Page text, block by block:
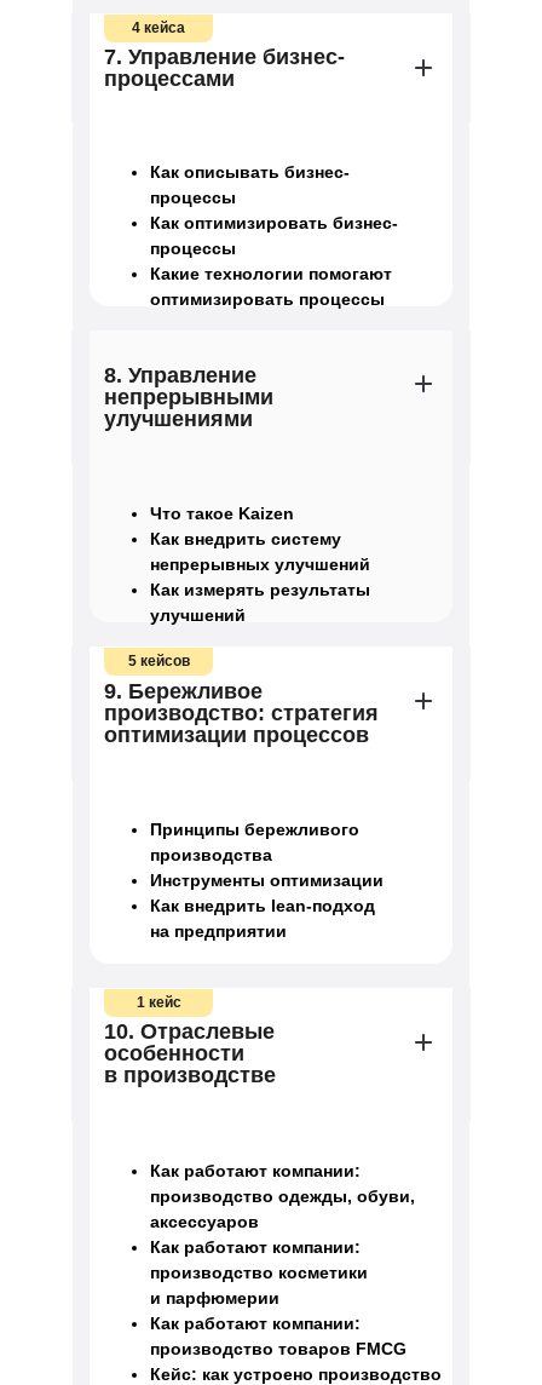
4 кейса
7. Управление бизнес-
процессами
Как описывать бизнес-
процессы
Как оптимизировать бизнес-
процессы
Какие технологии помогают
оптимизировать процессы
8. Управление
непрерывными
улучшениями
Что такое Kaizen
Как внедрить систему
непрерывных улучшений
Как измерять результаты
улучшений
5 кейсов
9. Бережливое
производство: стратегия
оптимизации процессов
Принципы бережливого
производства
Инструменты оптимизации
Как внедрить lean-подход
на предприятии
10. Отраслевые
особенности
в производстве
1 кейс
Как работают компании:
производство одежды, обуви,
аксессуаров
Как работают компании:
производство косметики
и парфюмерии
Как работают компании:
производство товаров FMCG
Кейс: как устроено производство